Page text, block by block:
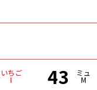
いちご
I 43 ミュ
M